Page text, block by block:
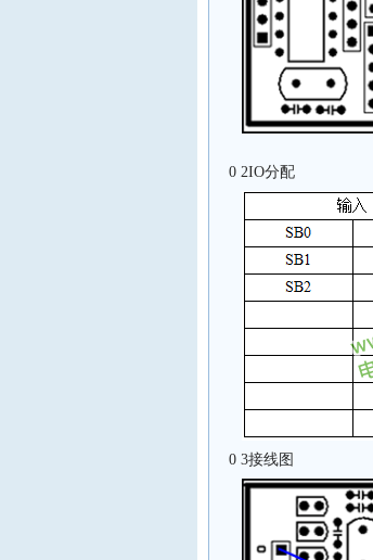
0 2IO分配
0 3接线图